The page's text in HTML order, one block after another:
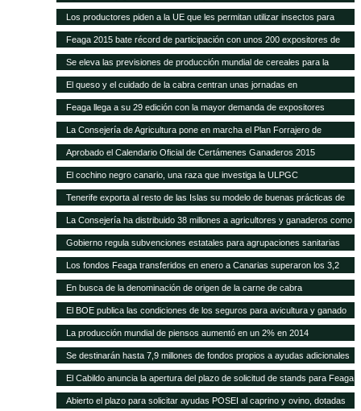
contratación de seguros agrarios
Los productores piden a la UE que les permitan utilizar insectos para
fabricar piensos
Feaga 2015 bate récord de participación con unos 200 expositores de
empresas, productores locales y gastronomía tradicional
Se eleva las previsiones de producción mundial de cereales para la
campaña 2014-2015
El queso y el cuidado de la cabra centran unas jornadas en
Fuerteventura
Feaga llega a su 29 edición con la mayor demanda de expositores
La Consejería de Agricultura pone en marcha el Plan Forrajero de
Canarias
Aprobado el Calendario Oficial de Certámenes Ganaderos 2015
El cochino negro canario, una raza que investiga la ULPGC
Tenerife exporta al resto de las Islas su modelo de buenas prácticas de
higiene para queserías
La Consejería ha distribuido 38 millones a agricultores y ganaderos como
ayudas adicionales POSEI
Gobierno regula subvenciones estatales para agrupaciones sanitarias
ganaderas
Los fondos Feaga transferidos en enero a Canarias superaron los 3,2
millones
En busca de la denominación de origen de la carne de cabra
El BOE publica las condiciones de los seguros para avicultura y ganado
equino
La producción mundial de piensos aumentó en un 2% en 2014
Se destinarán hasta 7,9 millones de fondos propios a ayudas adicionales
de diversas líneas POSEI
El Cabildo anuncia la apertura del plazo de solicitud de stands para Feaga
2015
Abierto el plazo para solicitar ayudas POSEI al caprino y ovino, dotadas